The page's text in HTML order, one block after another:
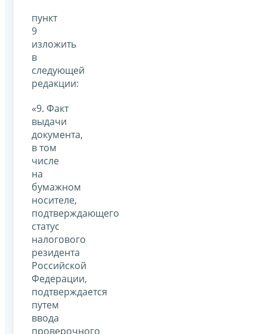
пункт
9
изложить
в
следующей
редакции:
«9. Факт
выдачи
документа,
в том
числе
на
бумажном
носителе,
подтверждающего
статус
налогового
резидента
Российской
Федерации,
подтверждается
путем
ввода
проверочного